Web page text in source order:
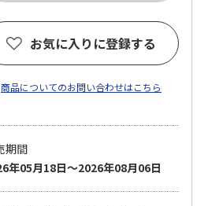
お気に入りに登録する
商品についてのお問い合わせはこちら
期間
年05月18日～2026年08月06日